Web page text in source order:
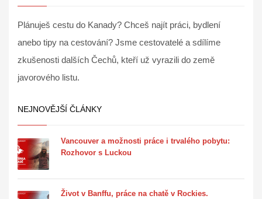
Plánuješ cestu do Kanady? Chceš najít práci, bydlení
anebo tipy na cestování? Jsme cestovatelé a sdílíme
zkušenosti dalších Čechů, kteří už vyrazili do země
javorového listu.
NEJNOVĚJŠÍ ČLÁNKY
Vancouver a možnosti práce i trvalého pobytu:
Rozhovor s Luckou
Život v Banffu, práce na chatě v Rockies.